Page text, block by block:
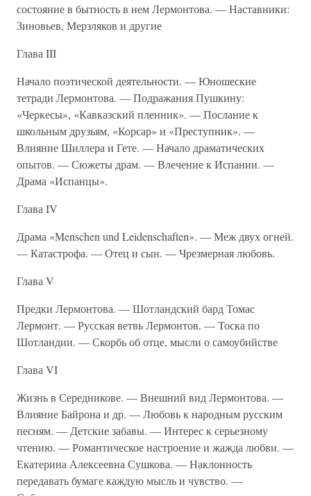
состояние в бытность в нем Лермонтова. — Наставники:
Зиновьев, Мерзляков и другие
Глава III
Начало поэтической деятельности. — Юношеские
тетради Лермонтова. — Подражания Пушкину:
«Черкесы», «Кавказский пленник». — Послание к
школьным друзьям, «Корсар» и «Преступник». —
Влияние Шиллера и Гете. — Начало драматических
опытов. — Сюжеты драм. — Влечение к Испании. —
Драма «Испанцы».
Глава IV
Драма «Menschen und Leidenschaften». — Меж двух огней.
— Катастрофа. — Отец и сын. — Чрезмерная любовь.
Глава V
Предки Лермонтова. — Шотландский бард Томас
Лермонт. — Русская ветвь Лермонтов. — Тоска по
Шотландии. — Скорбь об отце, мысли о самоубийстве
Глава VI
Жизнь в Середникове. — Внешний вид Лермонтова. —
Влияние Байрона и др. — Любовь к народным русским
песням. — Детские забавы. — Интерес к серьезному
чтению. — Романтическое настроение и жажда любви. —
Екатерина Алексеевна Сушкова. — Наклонность
передавать бумаге каждую мысль и чувство. —